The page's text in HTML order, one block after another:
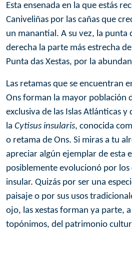
Esta ensenada en la que estás
Caniveliñas por las cañas que
un manantial. A su vez, la punta
derecha la parte más estrecha
Punta das Xestas, por la
Las retamas que se encuentran
Ons forman la mayor población
exclusiva de las Islas Atlánticas y
la Cytisus insularis, conocida
o retama de Ons. Si miras a tu
apreciar algún ejemplar de esta
posiblemente evolucionó por
insular. Quizás por ser una
paisaje o por sus usos
ojo, las xestas forman ya parte,
topónimos, del patrimonio